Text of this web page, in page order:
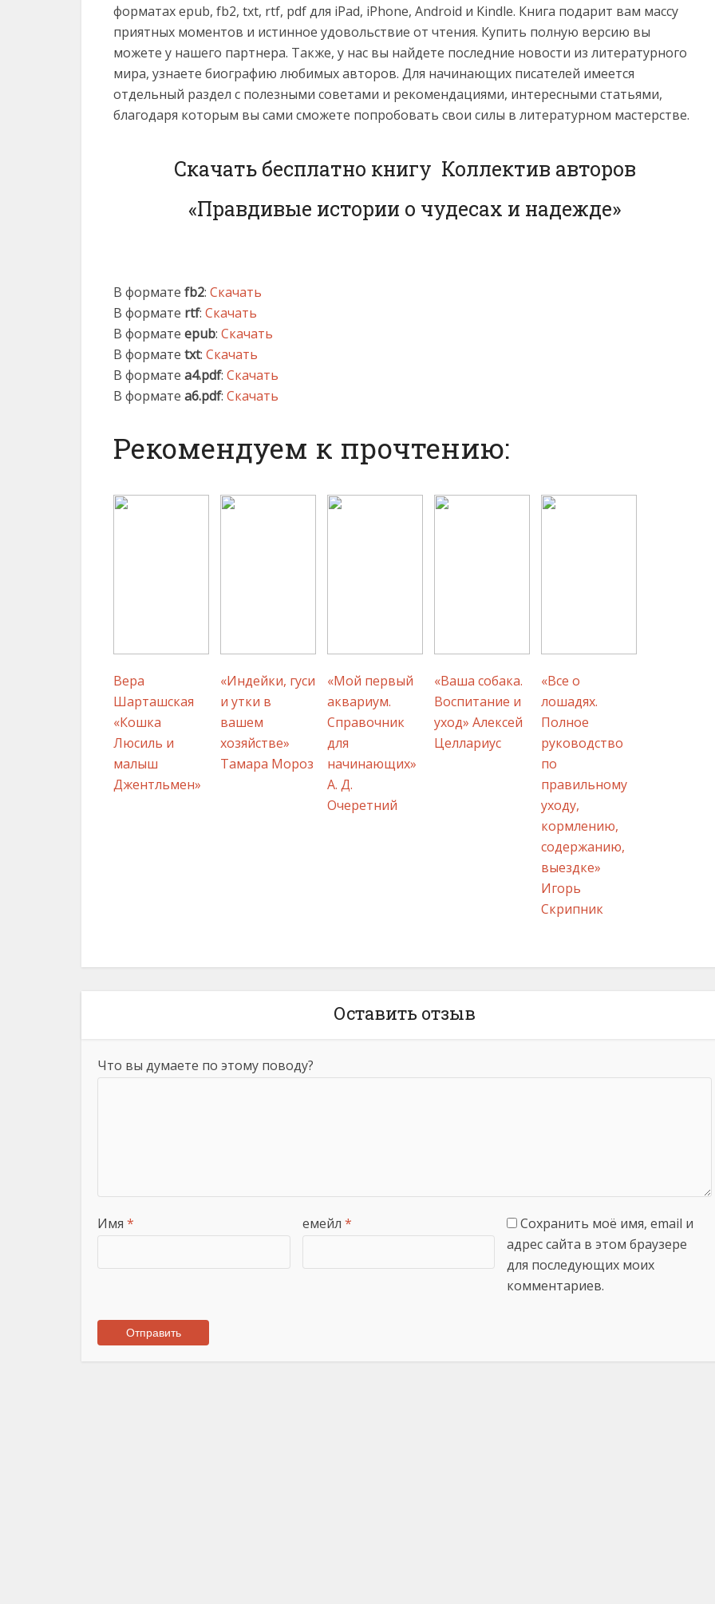
форматах epub, fb2, txt, rtf, pdf для iPad, iPhone, Android и Kindle. Книга подарит вам массу
приятных моментов и истинное удовольствие от чтения. Купить полную версию вы
можете у нашего партнера. Также, у нас вы найдете последние новости из литературного
мира, узнаете биографию любимых авторов. Для начинающих писателей имеется
отдельный раздел с полезными советами и рекомендациями, интересными статьями,
благодаря которым вы сами сможете попробовать свои силы в литературном мастерстве.
Скачать бесплатно книгу Коллектив авторов
«Правдивые истории о чудесах и надежде»
В формате fb2: Скачать
В формате rtf: Скачать
В формате epub: Скачать
В формате txt: Скачать
В формате a4.pdf: Скачать
В формате a6.pdf: Скачать
Рекомендуем к прочтению:
Вера
Шарташская
«Кошка
Люсиль и
малыш
Джентльмен»
«Индейки, гуси
и утки в
вашем
хозяйстве»
Тамара Мороз
«Мой первый
аквариум.
Справочник
для
начинающих»
А. Д.
Очеретний
«Ваша собака.
Воспитание и
уход» Алексей
Целлариус
«Все о
лошадях.
Полное
руководство
по
правильному
уходу,
кормлению,
содержанию,
выездке»
Игорь
Скрипник
Оставить отзыв
Что вы думаете по этому поводу?
Имя * емейл *
Сохранить моё имя, email и
адрес сайта в этом браузере
для последующих моих
комментариев.